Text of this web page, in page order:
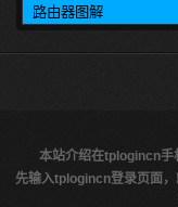
本站介绍在tplogincn手
先输入tplogincn登录页面